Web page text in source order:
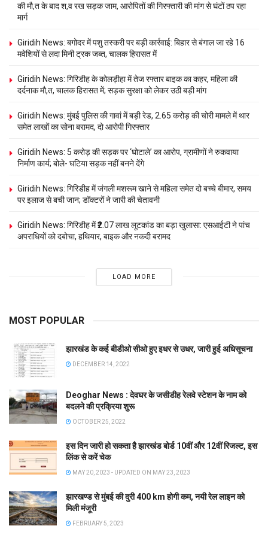
की मौ,त के बाद श,व रख सड़क जाम, आरोपितों की गिरफ्तारी की मांग से घंटों ठप रहा
मार्ग
Giridih News: बगोदर में पशु तस्करी पर बड़ी कार्रवाई: बिहार से बंगाल जा रहे 16
मवेशियों से लदा मिनी ट्रक जब्त, चालक हिरासत में
Giridih News: गिरिडीह के कोलड़ीहा में तेज रफ्तार बाइक का कहर, महिला की
दर्दनाक मौ,त, चालक हिरासत में; सड़क सुरक्षा को लेकर उठी बड़ी मांग
Giridih News: मुंबई पुलिस की गावां में बड़ी रेड, 2.65 करोड़ की चोरी मामले में थार
समेत लाखों का सोना बरामद, दो आरोपी गिरफ्तार
Giridih News: 5 करोड़ की सड़क पर ‘घोटाले’ का आरोप, ग्रामीणों ने रुकवाया
निर्माण कार्य; बोले- घटिया सड़क नहीं बनने देंगे
Giridih News: गिरिडीह में जंगली मशरूम खाने से महिला समेत दो बच्चे बीमार, समय
पर इलाज से बची जान; डॉक्टरों ने जारी की चेतावनी
Giridih News: गिरिडीह में ₹2.07 लाख लूटकांड का बड़ा खुलासा: एसआईटी ने पांच
अपराधियों को दबोचा, हथियार, बाइक और नकदी बरामद
LOAD MORE
MOST POPULAR
झारखंड के कई बीडीओ सीओ हुए इधर से उधर, जारी हुई अधिसूचना
DECEMBER 14, 2022
Deoghar News : देवघर के जसीडीह रेलवे स्टेशन के नाम को
बदलने की प्रक्रिया शुरू
OCTOBER 25, 2022
इस दिन जारी हो सकता है झारखंड बोर्ड 10वीं और 12वीं रिजल्ट, इस
लिंक से करें चेक
MAY 20, 2023 - UPDATED ON MAY 23, 2023
झारखण्ड से मुंबई की दुरी 400 km होगी कम, नयी रेल लाइन को
मिली मंजूरी
FEBRUARY 5, 2023